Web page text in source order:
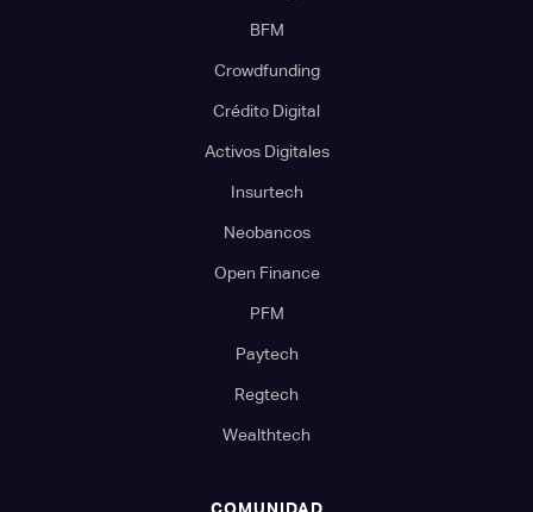
BFM
Crowdfunding
Crédito Digital
Activos Digitales
Insurtech
Neobancos
Open Finance
PFM
Paytech
Regtech
Wealthtech
COMUNIDAD